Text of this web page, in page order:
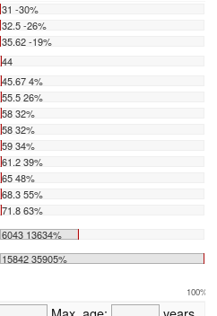
31 -30%
32.5 -26%
35.62 -19%
44
45.67 4%
55.5 26%
58 32%
58 32%
59 34%
61.2 39%
65 48%
68.3 55%
71.8 63%
6043 13634%
15842 35905%
100%